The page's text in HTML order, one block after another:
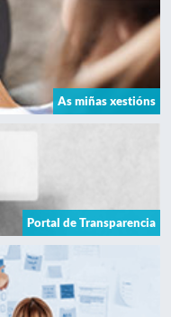
As miñas xestións
Portal de Transparencia